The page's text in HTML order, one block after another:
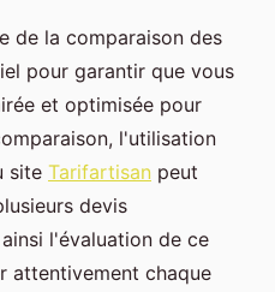
de la comparaison des
pour garantir que vous
et optimisée pour
l'utilisation
site Tarifartisan peut
devis
l'évaluation de ce
attentivement chaque